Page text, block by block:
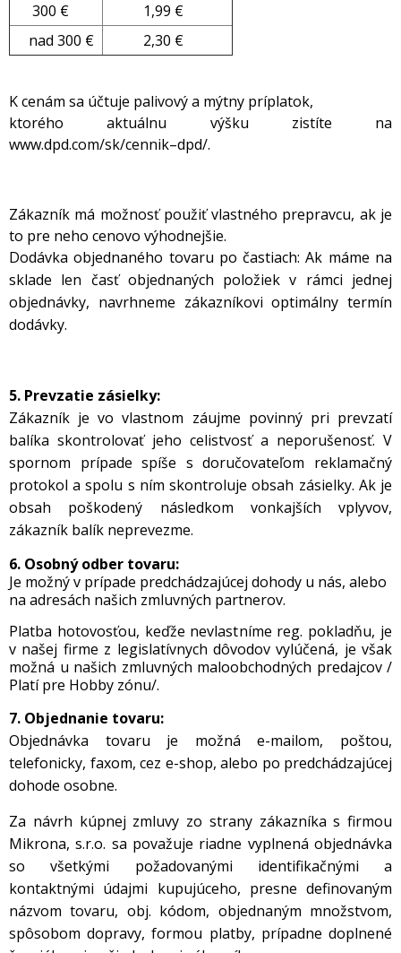
300 €
1,99 €
nad 300 € 2,30 €
K cenám sa účtuje palivový a mýtny príplatok,
ktorého aktuálnu výšku zistíte na
www.dpd.com/sk/cennik–dpd/.
Zákazník má možnosť použiť vlastného prepravcu, ak je
to pre neho cenovo výhodnejšie.
Dodávka objednaného tovaru po častiach: Ak máme na
sklade len časť objednaných položiek v rámci jednej
objednávky, navrhneme zákazníkovi optimálny termín
dodávky.
5. Prevzatie zásielky:
Zákazník je vo vlastnom záujme povinný pri prevzatí
balíka skontrolovať jeho celistvosť a neporušenosť. V
spornom prípade spíše s doručovateľom reklamačný
protokol a spolu s ním skontroluje obsah zásielky. Ak je
obsah poškodený následkom vonkajších vplyvov,
zákazník balík neprevezme.
6. Osobný odber tovaru:
Je možný v prípade predchádzajúcej dohody u nás, alebo
na adresách našich zmluvných partnerov.
Platba hotovosťou, keďže nevlastníme reg. pokladňu, je
v našej firme z legislatívnych dôvodov vylúčená, je však
možná u našich zmluvných maloobchodných predajcov /
Platí pre Hobby zónu/.
7. Objednanie tovaru:
Objednávka tovaru je možná e-mailom, poštou,
telefonicky, faxom, cez e-shop, alebo po predchádzajúcej
dohode osobne.
Za návrh kúpnej zmluvy zo strany zákazníka s firmou
Mikrona, s.r.o. sa považuje riadne vyplnená objednávka
so všetkými požadovanými identifikačnými a
kontaktnými údajmi kupujúceho, presne definovaným
názvom tovaru, obj. kódom, objednaným množstvom,
spôsobom dopravy, formou platby, prípadne doplnené